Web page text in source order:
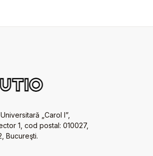
„Carol I”,
1, cod postal: 010027,
Bucureşti.